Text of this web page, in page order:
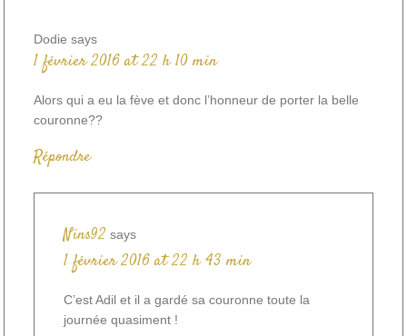
Dodie says
1 février 2016 at 22 h 10 min
Alors qui a eu la fève et donc l’honneur de porter la belle
couronne??
Répondre
Nins92 says
1 février 2016 at 22 h 43 min
C’est Adil et il a gardé sa couronne toute la
journée quasiment !